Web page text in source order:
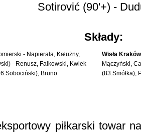
Sotirović (90'+) -
Składy:
- Napierała, Kałużny,
- Renusz, Falkowski, Kwiek
Bruno
Wisła
Mączyński,
(83.Smółka),
piłkarski towar